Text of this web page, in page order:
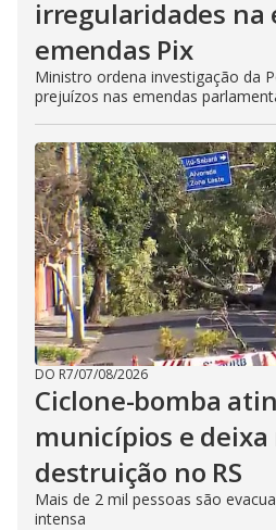
irregularidades na
emendas Pix
Ministro ordena investigação da
prejuízos nas emendas
DO R7/07/08/2026
Ciclone-bomba
municípios e
destruição no RS
Mais de 2 mil pessoas são
intensa